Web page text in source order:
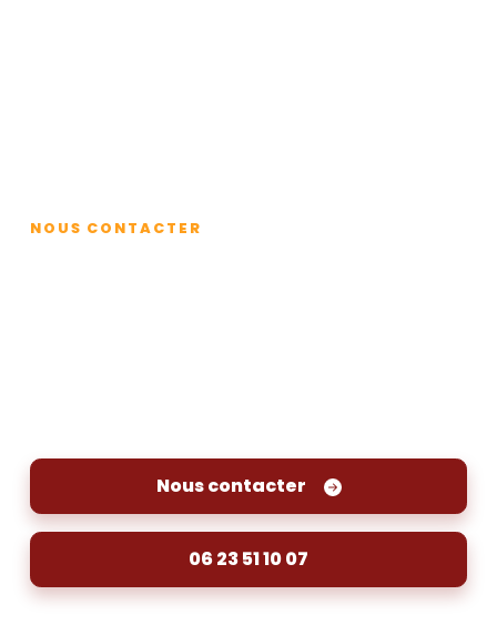
Contact
NOUS CONTACTER
Nous contacter
06 23 51 10 07